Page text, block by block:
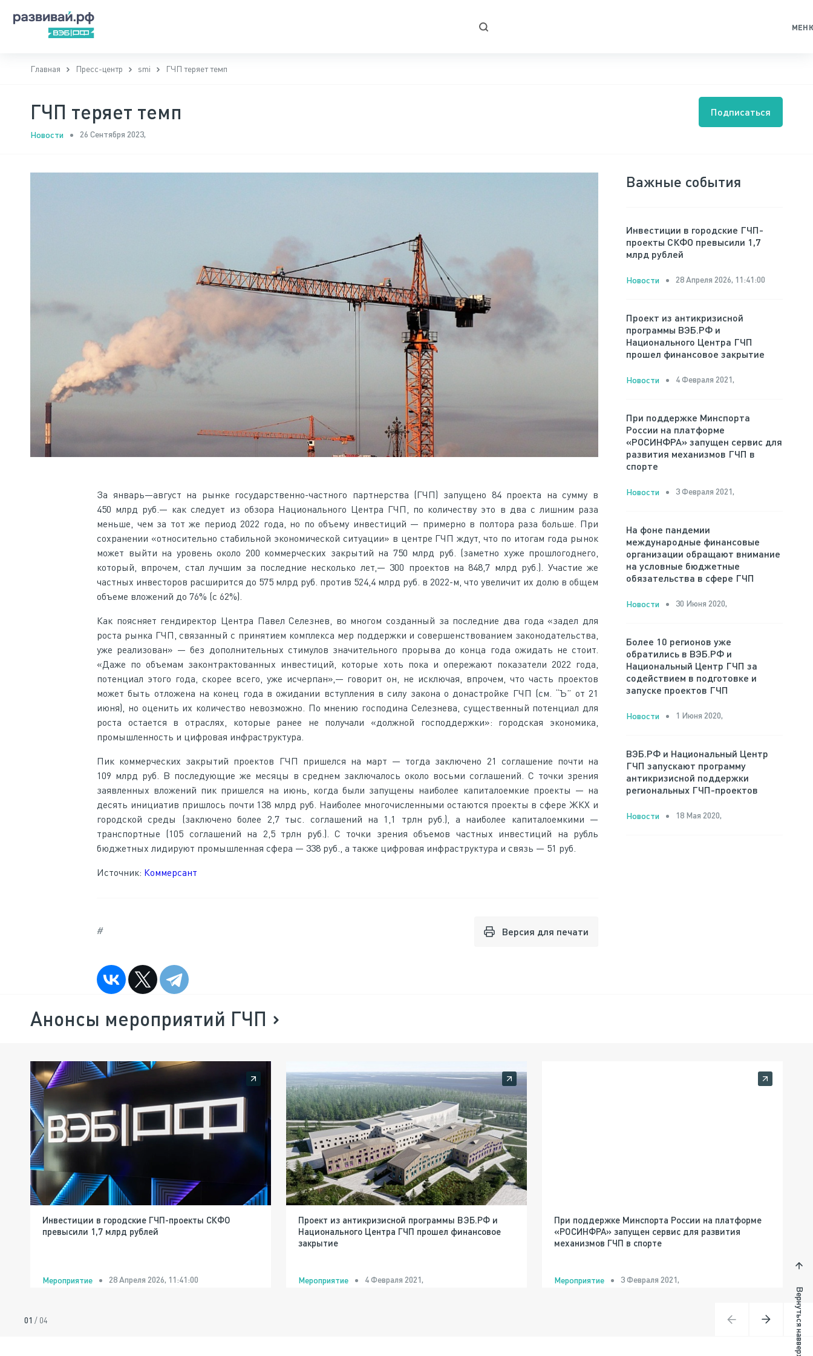
Главная Пресс-центр smi ГЧП теряет темп
ГЧП теряет темп Подписаться
Новости 26 Сентября 2023,
За январь—август на рынке государственно-частного партнерства (ГЧП) запущено 84 проекта на сумму в
450 млрд руб.— как следует из обзора Национального Центра ГЧП, по количеству это в два с лишним раза
меньше, чем за тот же период 2022 года, но по объему инвестиций — примерно в полтора раза больше. При
сохранении «относительно стабильной экономической ситуации» в центре ГЧП ждут, что по итогам года рынок
может выйти на уровень около 200 коммерческих закрытий на 750 млрд руб. (заметно хуже прошлогоднего,
который, впрочем, стал лучшим за последние несколько лет,— 300 проектов на 848,7 млрд руб.). Участие же
частных инвесторов расширится до 575 млрд руб. против 524,4 млрд руб. в 2022-м, что увеличит их долю в общем
объеме вложений до 76% (с 62%).
Как поясняет гендиректор Центра Павел Селезнев, во многом созданный за последние два года «задел для
роста рынка ГЧП, связанный с принятием комплекса мер поддержки и совершенствованием законодательства,
уже реализован» — без дополнительных стимулов значительного прорыва до конца года ожидать не стоит.
«Даже по объемам законтрактованных инвестиций, которые хоть пока и опережают показатели 2022 года,
потенциал этого года, скорее всего, уже исчерпан»,— говорит он, не исключая, впрочем, что часть проектов
может быть отложена на конец года в ожидании вступления в силу закона о донастройке ГЧП (см. “Ъ” от 21
июня), но оценить их количество невозможно. По мнению господина Селезнева, существенный потенциал для
роста остается в отраслях, которые ранее не получали «должной господдержки»: городская экономика,
промышленность и цифровая инфраструктура.
Пик коммерческих закрытий проектов ГЧП пришелся на март — тогда заключено 21 соглашение почти на
109 млрд руб. В последующие же месяцы в среднем заключалось около восьми соглашений. С точки зрения
заявленных вложений пик пришелся на июнь, когда были запущены наиболее капиталоемкие проекты — на
десять инициатив пришлось почти 138 млрд руб. Наиболее многочисленными остаются проекты в сфере ЖКХ и
городской среды (заключено более 2,7 тыс. соглашений на 1,1 трлн руб.), а наиболее капиталоемкими —
транспортные (105 соглашений на 2,5 трлн руб.). С точки зрения объемов частных инвестиций на рубль
бюджетных лидируют промышленная сфера — 338 руб., а также цифровая инфраструктура и связь — 51 руб.
Источник: Коммерсант
# Версия для печати
Важные события
Инвестиции в городские ГЧП-
проекты СКФО превысили 1,7
млрд рублей
Новости 28 Апреля 2026, 11:41:00
Проект из антикризисной
программы ВЭБ.РФ и
Национального Центра ГЧП
прошел финансовое закрытие
Новости 4 Февраля 2021,
При поддержке Минспорта
России на платформе
«РОСИНФРА» запущен сервис для
развития механизмов ГЧП в
спорте
Новости 3 Февраля 2021,
На фоне пандемии
международные финансовые
организации обращают внимание
на условные бюджетные
обязательства в сфере ГЧП
Новости 30 Июня 2020,
Более 10 регионов уже
обратились в ВЭБ.РФ и
Национальный Центр ГЧП за
содействием в подготовке и
запуске проектов ГЧП
Новости 1 Июня 2020,
ВЭБ.РФ и Национальный Центр
ГЧП запускают программу
антикризисной поддержки
региональных ГЧП-проектов
Новости 18 Мая 2020,
Анонсы мероприятий ГЧП
Инвестиции в городские ГЧП-проекты СКФО
превысили 1,7 млрд рублей
Мероприятие 28 Апреля 2026, 11:41:00
Проект из антикризисной программы ВЭБ.РФ и
Национального Центра ГЧП прошел финансовое
закрытие
Мероприятие 4 Февраля 2021,
При поддержке Минспорта России на платформе
«РОСИНФРА» запущен сервис для развития
механизмов ГЧП в спорте
Мероприятие 3 Февраля 2021,
01 / 04 Вернуться навверх